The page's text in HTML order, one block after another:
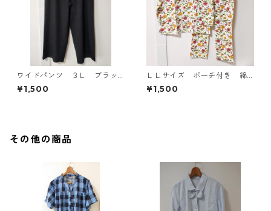
ワイドパンツ ３Ｌ ブラッ
ク KAE-4697
¥1,500
ＬＬサイズ ポーチ付き 綿
１００％ 花柄 トラベルパ
ジャマ ホワイト KAE-4578
¥1,500
その他の商品